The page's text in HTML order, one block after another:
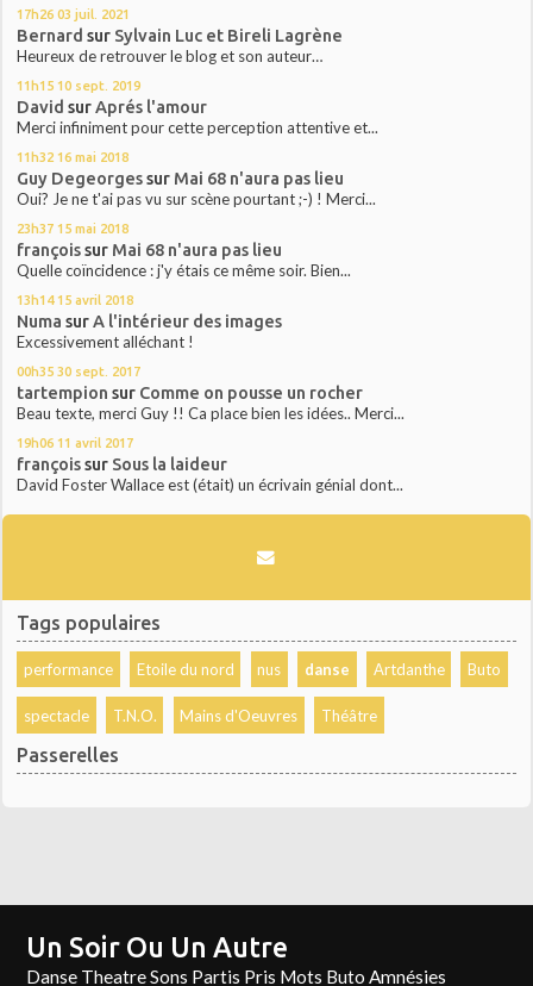
17h26 03 juil. 2021
Bernard sur Sylvain Luc et Bireli Lagrène
Heureux de retrouver le blog et son auteur…
11h15 10 sept. 2019
David surAprés l'amour
Merci infiniment pour cette perception attentive et...
11h32 16 mai 2018
Guy Degeorgessur Mai 68 n'aura pas lieu
Oui? Je ne t'ai pas vu sur scène pourtant ;-) ! Merci...
23h37 15 mai 2018
françoissur Mai 68 n'aura pas lieu
Quelle coïncidence : j'y étais ce même soir. Bien...
13h14 15 avril 2018
Numa surA l'intérieur des images
Excessivement alléchant !
00h35 30 sept. 2017
tartempion sur Comme on pousse un rocher
Beau texte, merci Guy !! Ca place bien les idées.. Merci...
19h06 11 avril 2017
françoissur Sous la laideur
David Foster Wallace est (était) un écrivain génial dont...
Tags populaires
performance Etoile du nord nus danse Artdanthe Buto
spectacle T.N.O. Mains d'Oeuvres Théâtre
Passerelles
Un Soir Ou Un Autre
Danse Theatre Sons Partis Pris Mots Buto Amnésies